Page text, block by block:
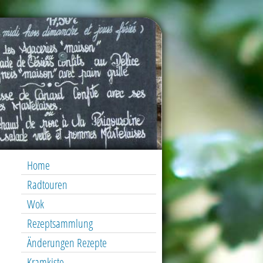
Home
Radtouren
Wok
Rezeptsammlung
Änderungen Rezepte